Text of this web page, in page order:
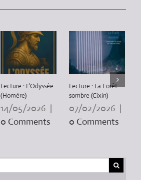
Lecture : L’Odyssée
(Homère)
14/05/2026 |
0 Comments
Lecture : La Forêt
sombre (Cixin)
07/02/2026 |
0 Comments